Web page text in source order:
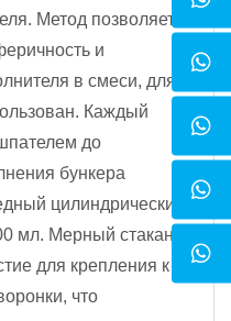
Метод позволяет
и
в смеси, для
Каждый
до
бункера
цилиндрический
мл. Мерный стакан
для крепления к
что